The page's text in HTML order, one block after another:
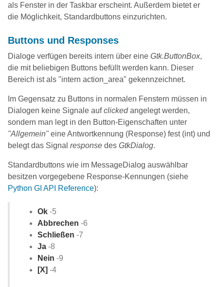
als Fenster in der Taskbar erscheint. Außerdem bietet er
die Möglichkeit, Standardbuttons einzurichten.
Buttons und Responses
Dialoge verfügen bereits intern über eine Gtk.ButtonBox,
die mit beliebigen Buttons befüllt werden kann. Dieser
Bereich ist als "intern action_area" gekennzeichnet.
Im Gegensatz zu Buttons in normalen Fenstern müssen in
Dialogen keine Signale aufclickedangelegt werden,
sondern man legt in den Button-Eigenschaften unter
"Allgemein"eine Antwortkennung (Response) fest (int) und
belegt das Signal response des GtkDialog.
Standardbuttons wie im MessageDialog auswählbar
besitzen vorgegebene Response-Kennungen (siehe
Python GI API Reference):
Ok -5
Abbrechen -6
Schließen -7
Ja -8
Nein -9
[X] -4